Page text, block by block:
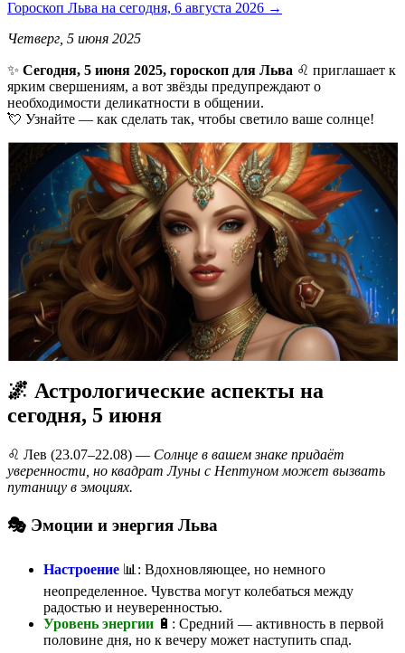
Гороскоп Льва на сегодня, 6 августа 2026 →
Четверг, 5 июня 2025
✨ Сегодня, 5 июня 2025, гороскоп для Льва ♌ приглашает к
ярким свершениям, а вот звёзды предупреждают о
необходимости деликатности в общении.
💘 Узнайте — как сделать так, чтобы светило ваше солнце!
🌌 Астрологические аспекты на
сегодня, 5 июня
♌️ Лев (23.07–22.08) — Солнце в вашем знаке придаёт
уверенности, но квадрат Луны с Нептуном может вызвать
путаницу в эмоциях.
🎭 Эмоции и энергия Льва
Настроение 📊: Вдохновляющее, но немного
неопределенное. Чувства могут колебаться между
радостью и неуверенностью.
Уровень энергии 🔋: Средний — активность в первой
половине дня, но к вечеру может наступить спад.